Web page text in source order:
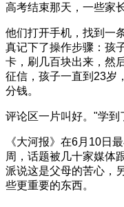
高考结束那天，一些家
他们打开手机，找到一
真记下了操作步骤：孩
卡，刷几百块出来，然
征信，孩子一直到23岁
分钱。
评论区一片叫好。"学到
《大河报》在6月10日
周，话题被几十家媒体
派说这是父母的苦心，
些更重要的东西。